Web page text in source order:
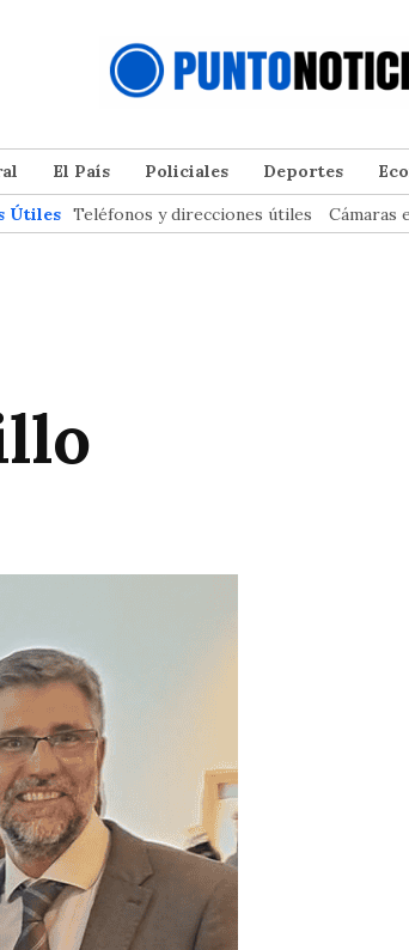
El País Policiales Deportes
Útiles Teléfonos y direcciones útiles Cámaras